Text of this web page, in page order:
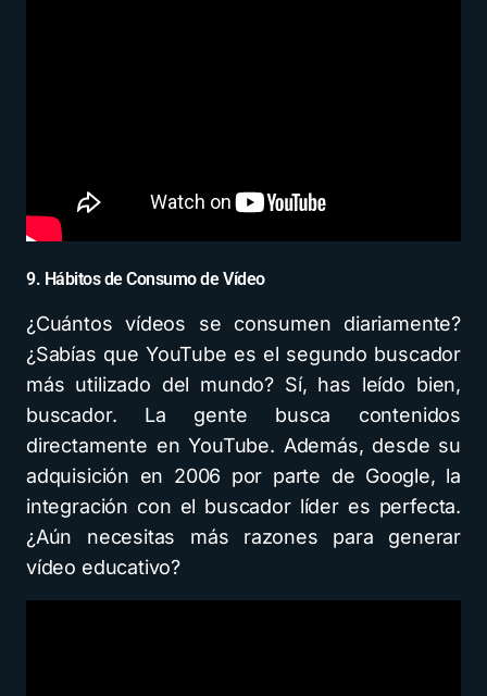
9. Hábitos de Consumo de Vídeo
¿Cuántos vídeos se consumen diariamente?
¿Sabías que YouTube es el segundo buscador
más utilizado del mundo? Sí, has leído bien,
buscador. La gente busca contenidos
directamente en YouTube. Además, desde su
adquisición en 2006 por parte de Google, la
integración con el buscador líder es perfecta.
¿Aún necesitas más razones para generar
vídeo educativo?